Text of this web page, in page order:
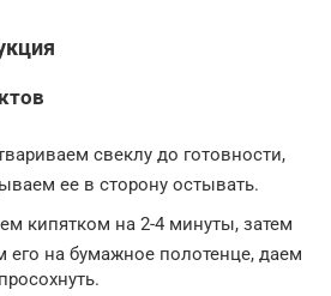
свеклу до готовности,
ее в сторону остывать.
кипятком на 2-4 минуты, затем
на бумажное полотенце, даем